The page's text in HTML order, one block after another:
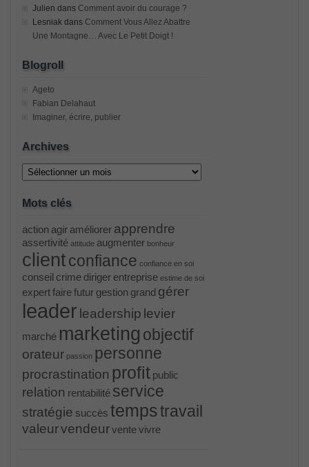
Julien dans Comment avoir du courage ?
Lesniak dans Comment Vous Allez Abattre
Une Montagne… Avec Le Petit Doigt !
Blogroll
Ageto
Fabian Delahaut
Imaginer, écrire, publier
Archives
Archives
Mots clés
action agir améliorer apprendre
assertivité attitude augmenter bonheur
client confiance confiance en soi
conseil crime diriger entreprise estime de soi
expertfairefutur gestion grand gérer
leader leadership levier
marché marketing objectif
orateur passion personne
procrastination profit public
relation rentabilité service
stratégie succès tempstravail
valeurvendeurventevivre